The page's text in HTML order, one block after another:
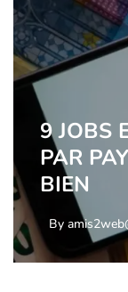
9 JOBS
PAR
BIEN
By